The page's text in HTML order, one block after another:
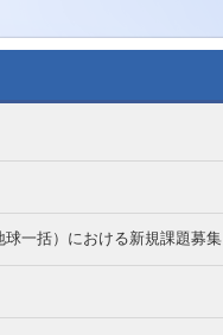
一括）における新規課題募集